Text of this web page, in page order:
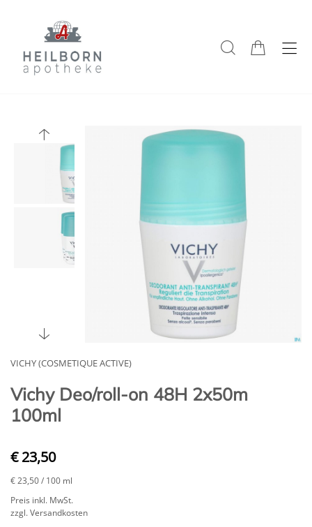
VICHY (COSMETIQUE ACTIVE)
Vichy Deo/roll-on 48H 2x50m
100ml
€ 23,50
€ 23,50/ 100 ml
Preis inkl. MwSt.
zzgl. Versandkosten